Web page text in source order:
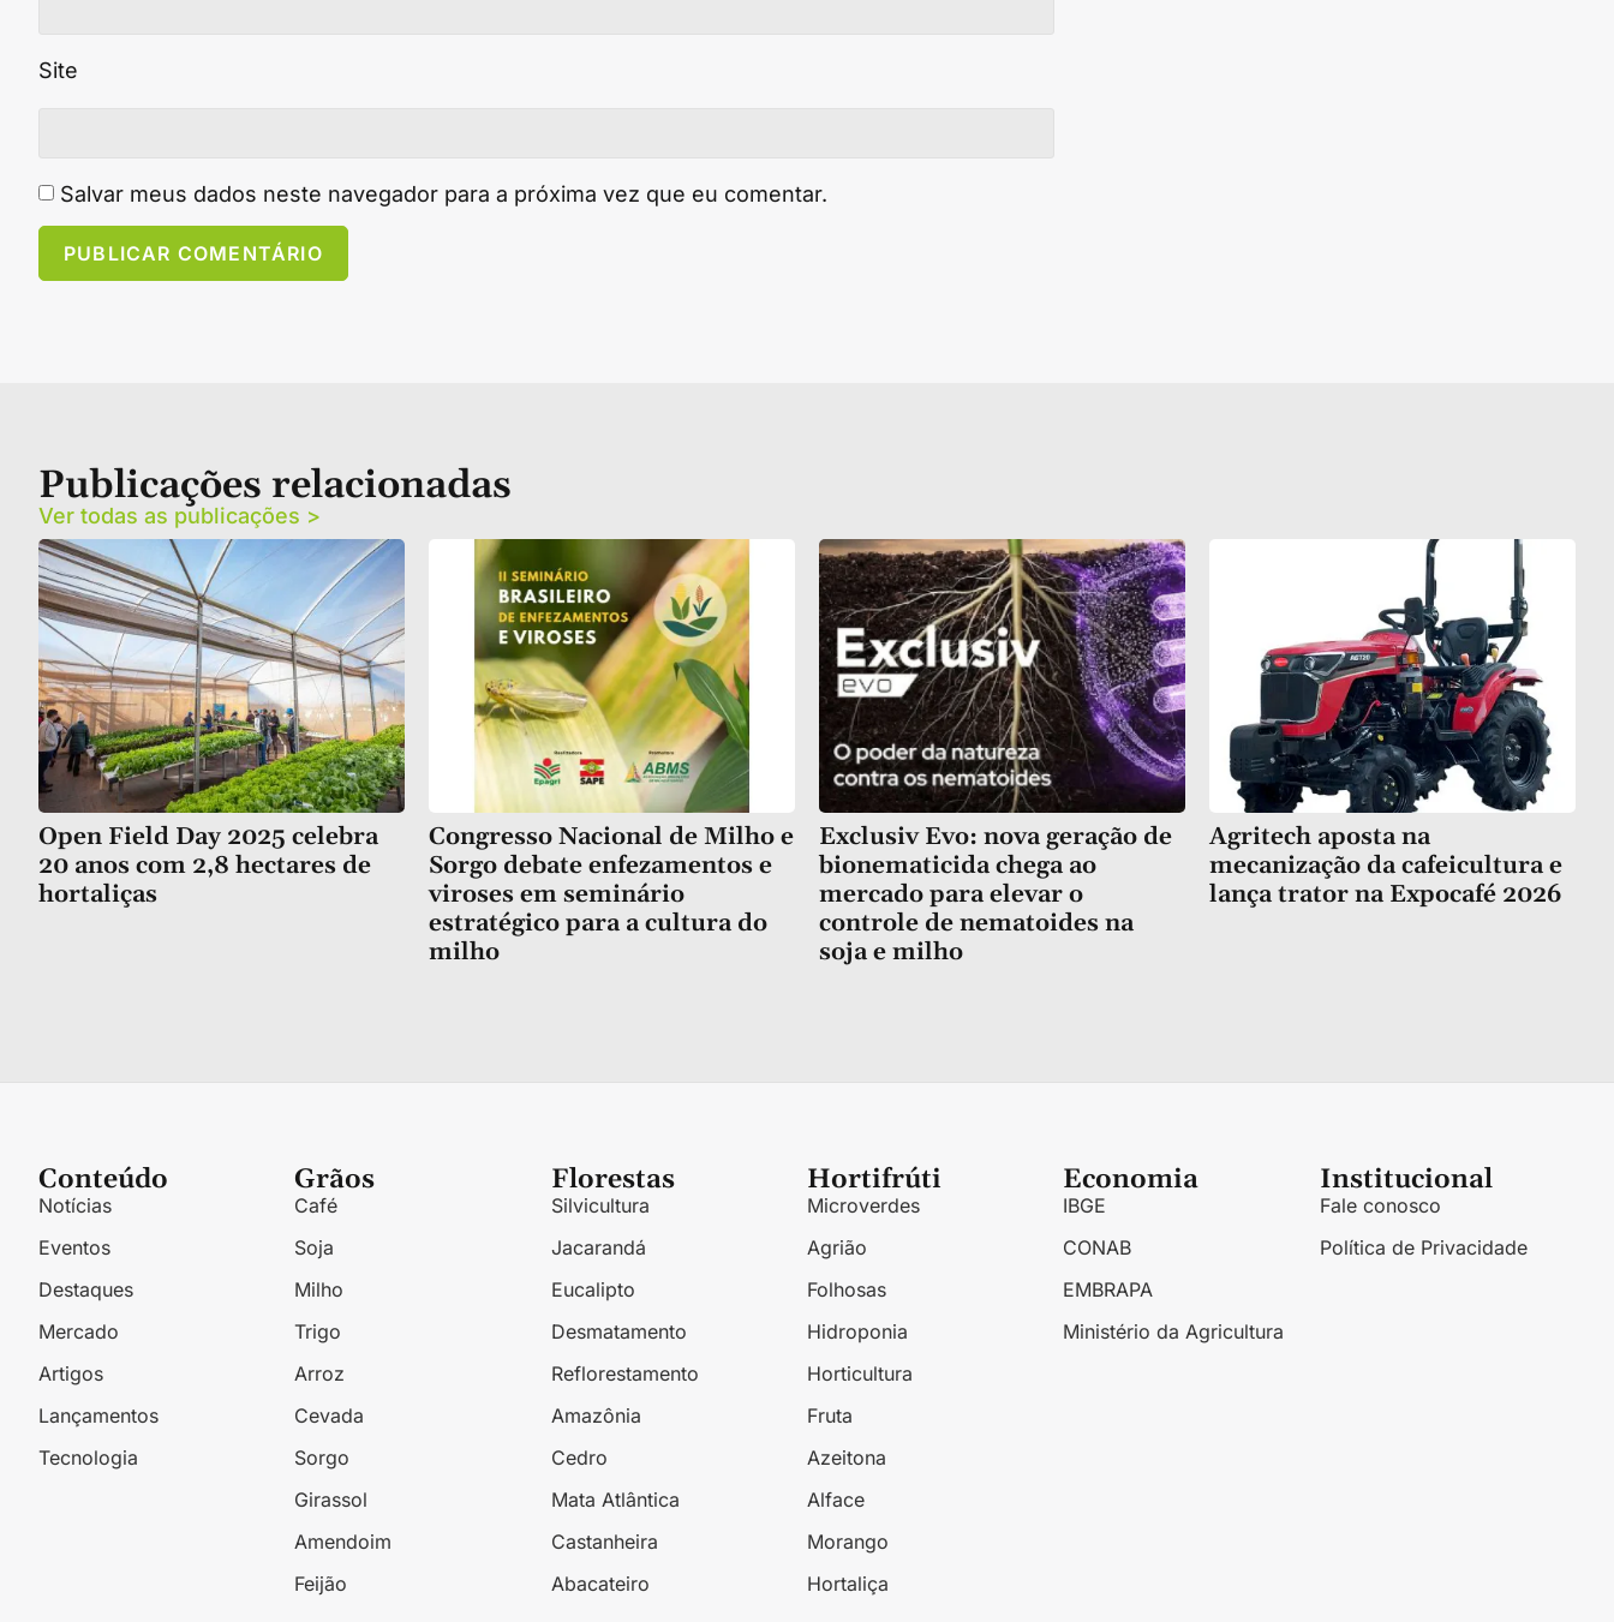
Site
Salvar meus dados neste navegador para a próxima vez que eu comentar.
Publicações relacionadas
Ver todas as publicações >
Open Field Day 2025 celebra
20 anos com 2,8 hectares de
hortaliças
Congresso Nacional de Milho e
Sorgo debate enfezamentos e
viroses em seminário
estratégico para a cultura do
milho
Exclusiv Evo: nova geração de
bionematicida chega ao
mercado para elevar o
controle de nematoides na
soja e milho
Agritech aposta na
mecanização da cafeicultura e
lança trator na Expocafé 2026
Conteúdo
Notícias
Eventos
Destaques
Mercado
Artigos
Lançamentos
Tecnologia
Grãos
Café
Soja
Milho
Trigo
Arroz
Cevada
Sorgo
Girassol
Amendoim
Feijão
Florestas
Silvicultura
Jacarandá
Eucalipto
Desmatamento
Reflorestamento
Amazônia
Cedro
Mata Atlântica
Castanheira
Abacateiro
Hortifrúti
Microverdes
Agrião
Folhosas
Hidroponia
Horticultura
Fruta
Azeitona
Alface
Morango
Hortaliça
Economia
IBGE
CONAB
EMBRAPA
Ministério da Agricultura
Institucional
Fale conosco
Política de Privacidade